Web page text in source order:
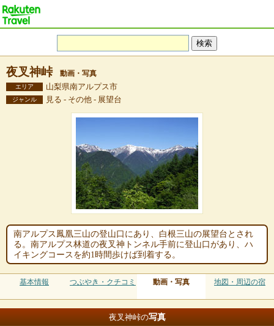
夜叉神峠 動画・写真
エリア 山梨県南アルプス市
ジャンル 見る - その他 - 展望台
南アルプス鳳凰三山の登山口にあり、白根三山の展望台とされ
る。南アルプス林道の夜叉神トンネル手前に登山口があり、ハ
イキングコースを約1時間歩けば到着する。
基本情報 つぶやき・クチコミ 動画・写真 地図・周辺の宿
夜叉神峠の写真